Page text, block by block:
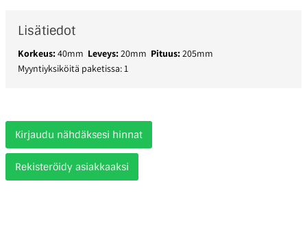
Lisätiedot
Korkeus:40mm Leveys:20mm Pituus:205mm
Myyntiyksiköitä paketissa: 1
Kirjaudu nähdäksesi hinnat
Rekisteröidy asiakkaaksi